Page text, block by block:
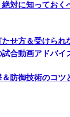
対に知っておく
せ方＆受けられ
合動画アドバイ
防御技術のコツ